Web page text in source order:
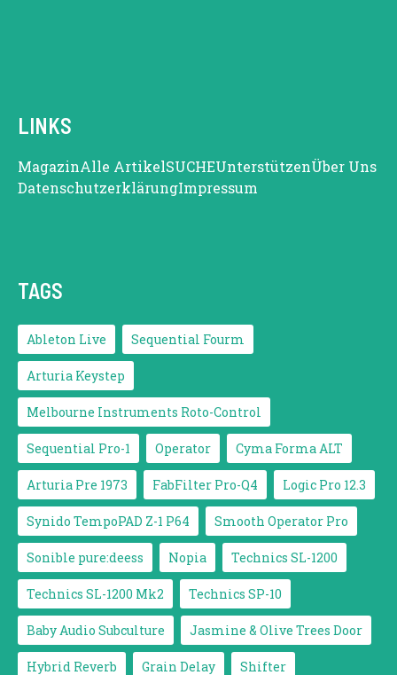
LINKS
MagazinAlle ArtikelSUCHEUnterstützenÜber Uns
DatenschutzerklärungImpressum
TAGS
Ableton Live Sequential Fourm
Arturia Keystep
Melbourne Instruments Roto-Control
Sequential Pro-1 Operator Cyma Forma ALT
Arturia Pre 1973 FabFilter Pro-Q4 Logic Pro 12.3
Synido TempoPAD Z-1 P64 Smooth Operator Pro
Sonible pure:deess Nopia Technics SL-1200
Technics SL-1200 Mk2 Technics SP-10
Baby Audio Subculture Jasmine & Olive Trees Door
Hybrid Reverb Grain Delay Shifter